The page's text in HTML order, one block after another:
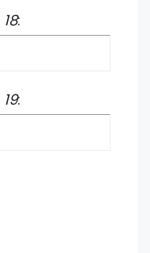
18:
19: